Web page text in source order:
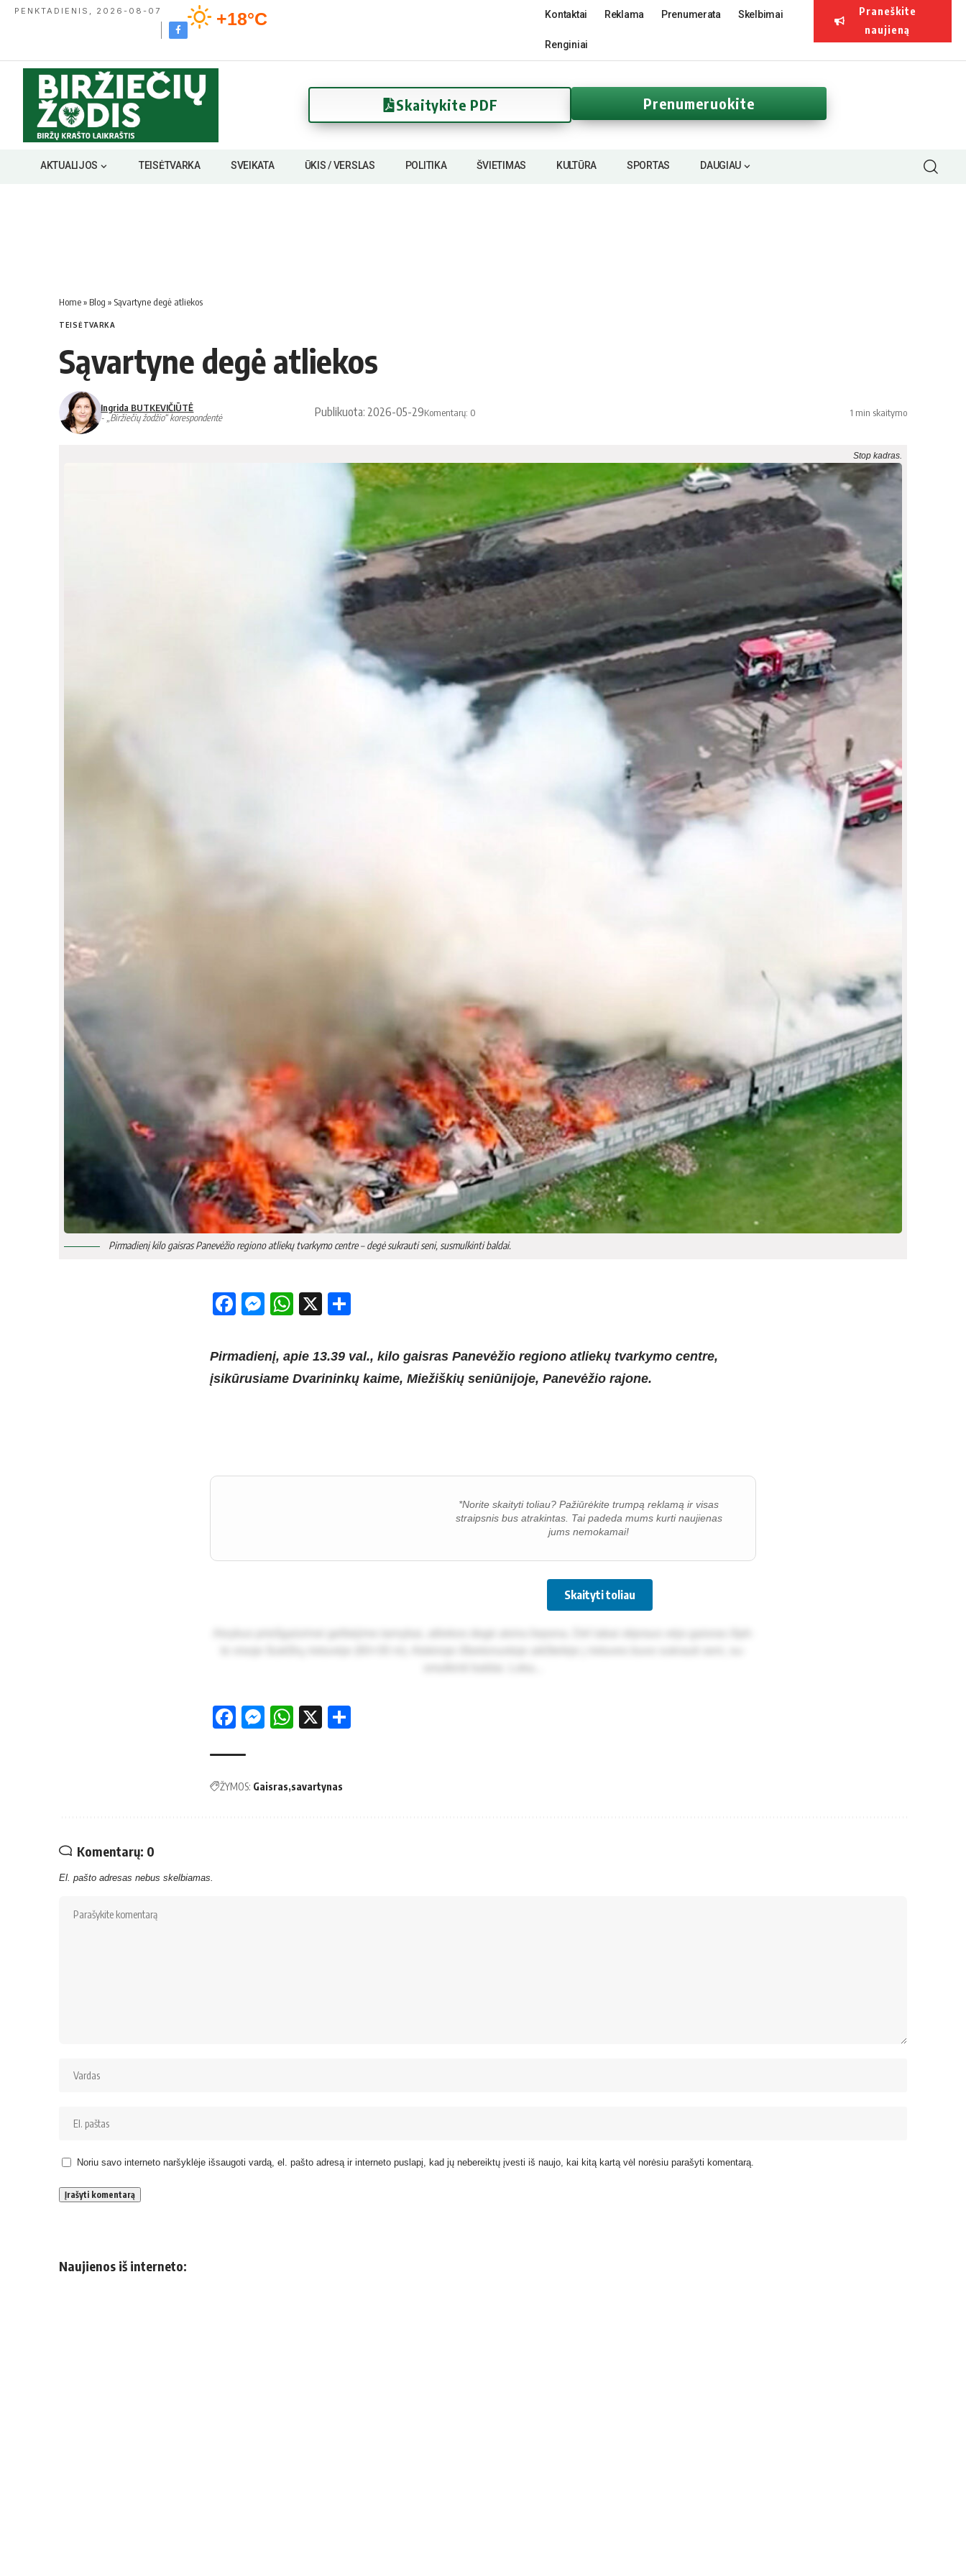
PENKTADIENIS, 2026-08-07 +18°C Kontaktai Reklama Prenumerata Skelbimai
Renginiai
Praneškite
naujieną
Skaitykite PDF Prenumeruokite
AKTUALIJOS TEISĖTVARKA SVEIKATA ŪKIS / VERSLAS POLITIKA ŠVIETIMAS KULTŪRA SPORTAS DAUGIAU
Home» Blog » Sąvartyne degė atliekos
TEISĖTVARKA
Sąvartyne degė atliekos
Ingrida BUTKEVIČIŪTĖ
- „Biržiečių žodžio“ korespondentė
Publikuota: 2026-05-29Komentarų: 0 1 min skaitymo
Stop kadras.
Pir­ma­die­nį ki­lo gais­ras Pa­ne­vė­žio re­gio­no at­lie­kų tvar­ky­mo cent­re – de­gė su­krau­ti se­ni, su­smul­kin­ti bal­dai.
Facebook
Messenger
WhatsApp
X
Pirmadienį, apie 13.39 val., kilo gaisras Panevėžio regiono atliekų tvarkymo centre,
įsikūrusiame Dvarininkų kaime, Miežiškių seniūnijoje, Panevėžio rajone.
*Norite skaityti toliau? Pažiūrėkite trumpą reklamą ir visas
straipsnis bus atrakintas. Tai padeda mums kurti naujienas
jums nemokamai!
Skaityti toliau
Facebook
Messenger
WhatsApp
X
ŽYMOS: Gaisras savartynas
Komentarų: 0
El. pašto adresas nebus skelbiamas.
Noriu savo interneto naršyklėje išsaugoti vardą, el. pašto adresą ir interneto puslapį, kad jų nebereiktų įvesti iš naujo, kai kitą kartą vėl norėsiu parašyti komentarą.
Naujienos iš interneto: